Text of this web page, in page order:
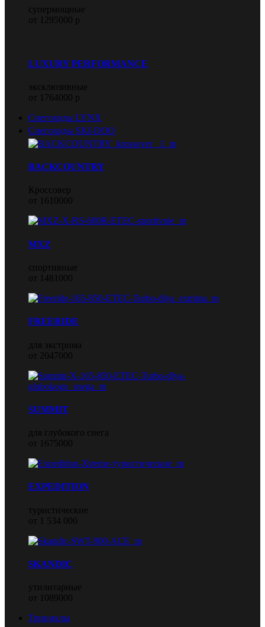
супермощные
от 1295000 р
LUXURY PERFORMANCE
эксклюзивные
от 1764000 р
Снегоходы LYNX
Снегоходы SKI-DOO
BACKCOUNTRY
Кроссовер
от 1610000
MXZ
спортивные
от 1481000
FREERIDE
для экстрима
от 2047000
SUMMIT
для глубокого снега
от 1675000
EXPEDITION
туристические
от 1 534 000
SKANDIC
утилитарные
от 1089000
Трициклы